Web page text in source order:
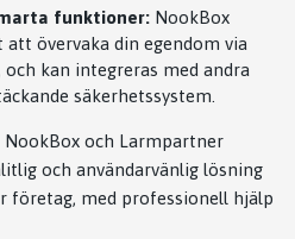
funktioner: NookBox
övervaka din egendom via
kan integreras med andra
säkerhetssystem.
och Larmpartner
och användarvänlig lösning
företag, med professionell hjälp